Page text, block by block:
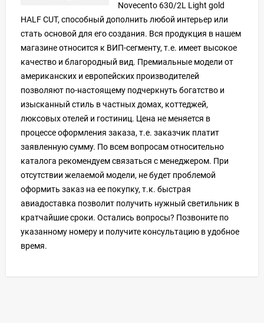
Novecento 630/2L Light gold
HALF CUT, способный дополнить любой интерьер или
стать основой для его создания. Вся продукция в нашем
магазине относится к ВИП-сегменту, т.е. имеет высокое
качество и благородный вид. Премиальные модели от
американских и европейских производителей
позволяют по-настоящему подчеркнуть богатство и
изысканный стиль в частных домах, коттеджей,
люксовых отелей и гостиниц. Цена не меняется в
процессе оформления заказа, т.е. заказчик платит
заявленную сумму. По всем вопросам относительно
каталога рекомендуем связаться с менеджером. При
отсутствии желаемой модели, не будет проблемой
оформить заказ на ее покупку, т.к. быстрая
авиадоставка позволит получить нужный светильник в
кратчайшие сроки. Остались вопросы? Позвоните по
указанному номеру и получите консультацию в удобное
время.